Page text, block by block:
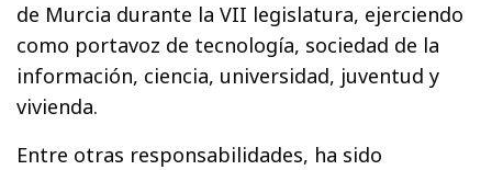
de Murcia durante la VII legislatura, ejerciendo
como portavoz de tecnología, sociedad de la
información, ciencia, universidad, juventud y
vivienda.
Entre otras responsabilidades, ha sido